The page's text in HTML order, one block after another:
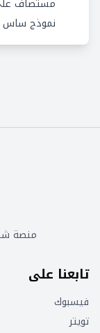
مستضاف
نموذج ساس
منصة
تابعنا على
فيسبوك
تويتر